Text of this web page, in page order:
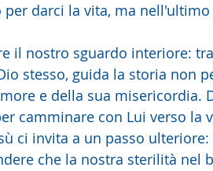
darci la vita, ma
il nostro sguardo interiore:
stesso, guida la storia non
e della sua misericordia.
camminare con Lui verso la
ci invita a un passo
che la nostra sterilità nel